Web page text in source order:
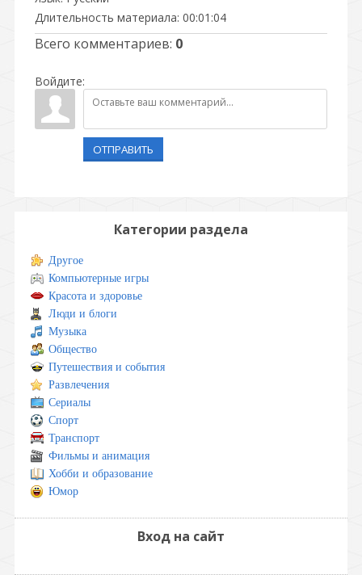
Длительность материала: 00:01:04
Всего комментариев: 0
Войдите:
ОТПРАВИТЬ
Категории раздела
Другое
Компьютерные игры
Красота и здоровье
Люди и блоги
Музыка
Общество
Путешествия и события
Развлечения
Сериалы
Спорт
Транспорт
Фильмы и анимация
Хобби и образование
Юмор
Вход на сайт